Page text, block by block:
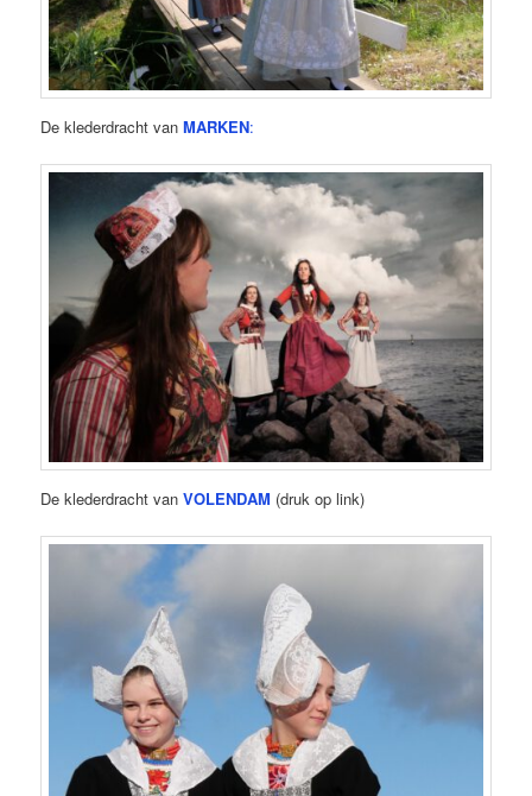
De klederdracht vanMARKEN:
De klederdracht vanVOLENDAM (druk op link)